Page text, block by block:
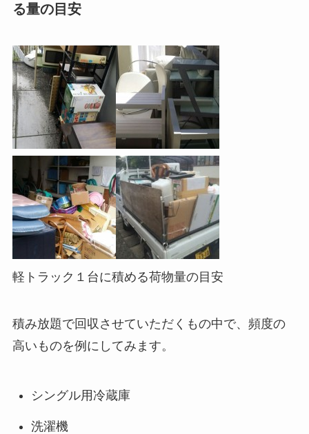
る量の目安
軽トラック１台に積める荷物量の目安
積み放題で回収させていただくもの中で、頻度の
高いものを例にしてみます。
シングル用冷蔵庫
洗濯機